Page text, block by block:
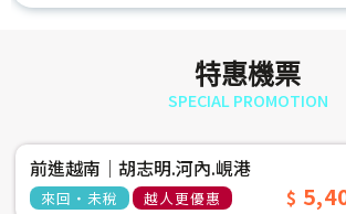
特惠機票
SPECIAL PROMOTION
前進越南│胡志明.河內.峴港
來回‧未稅 越人更優惠